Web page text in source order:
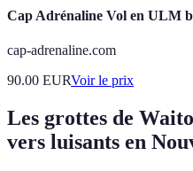
Cap Adrénaline Vol en ULM
cap-adrenaline.com
90.00 EURVoir le prix
Les grottes de
vers luisants en